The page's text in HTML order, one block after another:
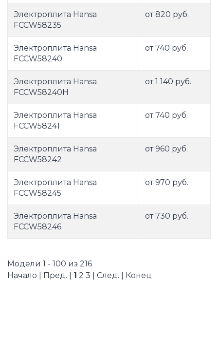
Электроплита Hansa
FCCW58235
от 820 руб.
Электроплита Hansa
FCCW58240
от 740 руб.
Электроплита Hansa
FCCW58240H
от 1 140 руб.
Электроплита Hansa
FCCW58241
от 740 руб.
Электроплита Hansa
FCCW58242
от 960 руб.
Электроплита Hansa
FCCW58245
от 970 руб.
Электроплита Hansa
FCCW58246
от 730 руб.
Модели 1 - 100 из 216
Начало | Пред. | 1 2 3 След. Конец